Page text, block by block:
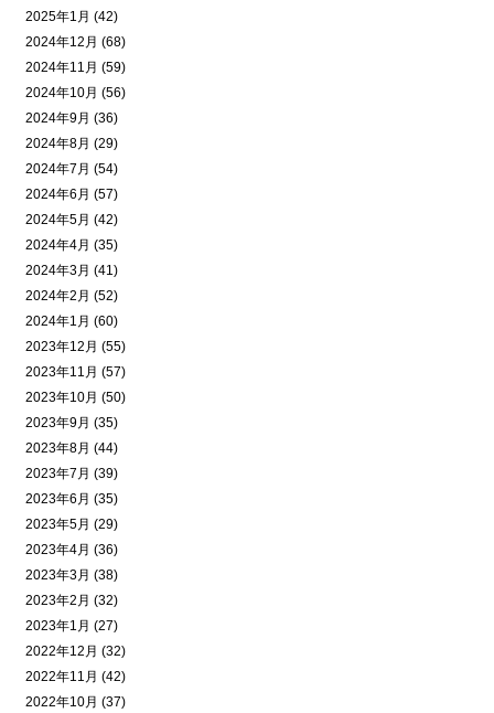
2025年1月 (42)
2024年12月 (68)
2024年11月 (59)
2024年10月 (56)
2024年9月 (36)
2024年8月 (29)
2024年7月 (54)
2024年6月 (57)
2024年5月 (42)
2024年4月 (35)
2024年3月 (41)
2024年2月 (52)
2024年1月 (60)
2023年12月 (55)
2023年11月 (57)
2023年10月 (50)
2023年9月 (35)
2023年8月 (44)
2023年7月 (39)
2023年6月 (35)
2023年5月 (29)
2023年4月 (36)
2023年3月 (38)
2023年2月 (32)
2023年1月 (27)
2022年12月 (32)
2022年11月 (42)
2022年10月 (37)